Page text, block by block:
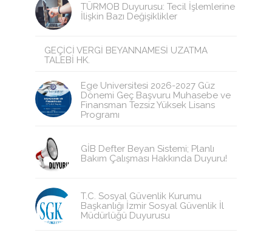
TÜRMOB Duyurusu: Tecil İşlemlerine
İlişkin Bazı Değişiklikler
GEÇİCİ VERGİ BEYANNAMESİ UZATMA
TALEBİ HK.
Ege Üniversitesi 2026-2027 Güz
Dönemi Geç Başvuru Muhasebe ve
Finansman Tezsiz Yüksek Lisans
Programı
GİB Defter Beyan Sistemi; Planlı
Bakım Çalışması Hakkında Duyuru!
T.C. Sosyal Güvenlik Kurumu
Başkanlığı İzmir Sosyal Güvenlik İl
Müdürlüğü Duyurusu